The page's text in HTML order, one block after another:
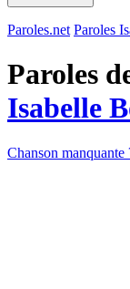
Paroles.net Paroles
Paroles
Isabelle
Chanson manquante